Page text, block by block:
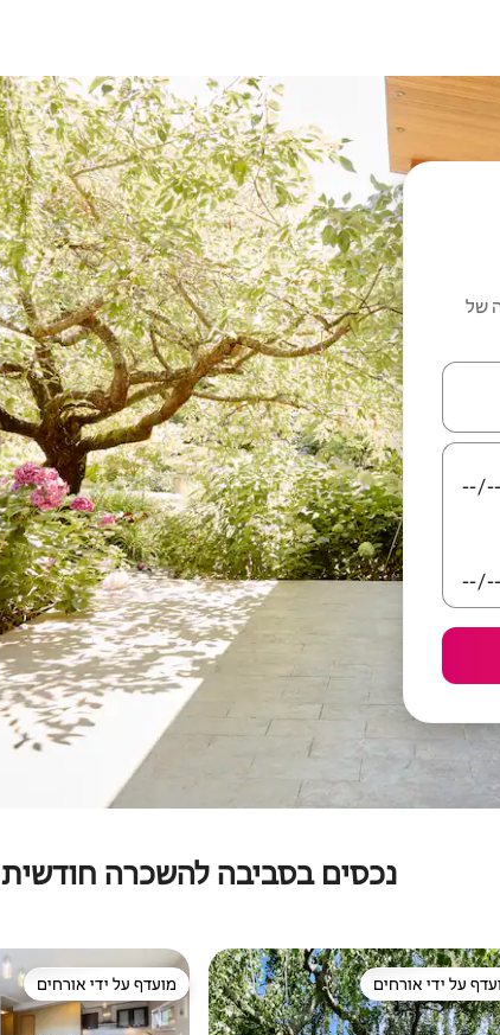
של
למעלה ולמטה או לעיין בעזרת תנועות מגע או החלקה.
נכסים בסביבה להשכרה חודשית
בקרב נכסים מועדפים על ידי אורחים
על ידי אורחים מועדף על ידי אורחים
מועדף על ידי אורחים